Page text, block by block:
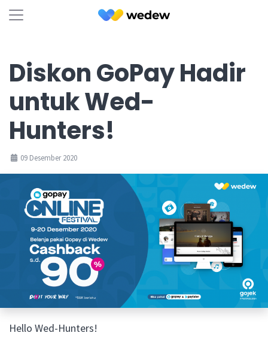
Diskon GoPay Hadir
untuk Wed-
Hunters!
09 Desember 2020
Hello Wed-Hunters!